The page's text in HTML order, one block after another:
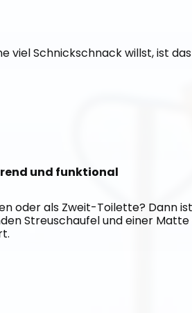
Schnickschnack willst, ist
und funktional
oder als Zweit-Toilette? Dann ist
Streuschaufel und einer